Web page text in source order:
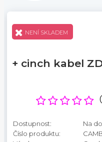
NENÍ SKLADEM
+ cinch kabel
Dostupnost:
Na
Číslo produktu: